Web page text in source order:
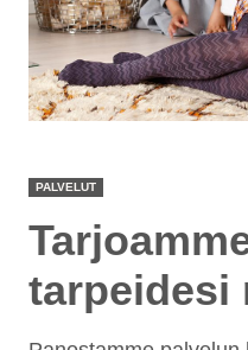
PALVELUT
tarpeidesi